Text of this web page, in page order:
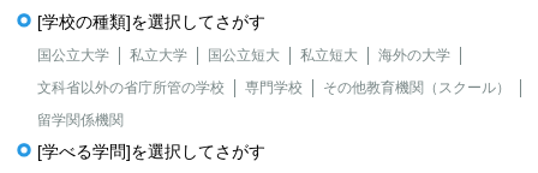
[学校の種類]を選択してさがす
国公立大学 私立大学 国公立短大 私立短大
海外の大学
文科省以外の省庁所管の学校
専門学校
その他教育機関（スクール）
留学関係機関
[学べる学問]を選択してさがす